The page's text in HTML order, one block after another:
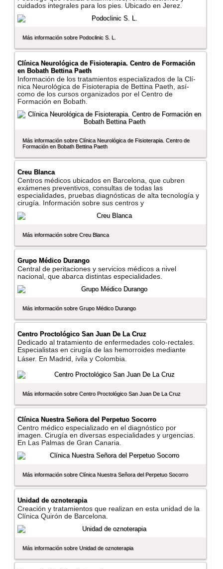
cuidados integrales para los pies. Ubicado en Jerez.
Más información sobre Podoclinic S. L.
Clí­nica Neurológica de Fisioterapia. Centro de Formación
en Bobath Bettina Paeth
Información de los tratamientos especializados de la Clí­
nica Neurológica de Fisioterapia de Bettina Paeth, así­
como de los cursos organizados por el Centro de
Formación en Bobath.
Más información sobre Clí­nica Neurológica de Fisioterapia. Centro de
Formación en Bobath Bettina Paeth
Creu Blanca
Centros médicos ubicados en Barcelona, que cubren
exámenes preventivos, consultas de todas las
especialidades, pruebas diagnósticas de alta tecnologí­a y
cirugí­a. Información sobre sus centros y
Más información sobre Creu Blanca
Grupo Médico Durango
Central de peritaciones y servicios médicos a nivel
nacional, que abarca distintas especialidades.
Más información sobre Grupo Médico Durango
Centro Proctológico San Juan De La Cruz
Dedicado al tratamiento de enfermedades colo-rectales.
Especialistas en cirugí­a de las hemorroides mediante
Láser. En Madrid, ívila y Colombia.
Más información sobre Centro Proctológico San Juan De La Cruz
Clí­nica Nuestra Señora del Perpetuo Socorro
Centro médico especializado en el diagnóstico por
imagen. Cirugí­a en diversas especialidades y urgencias.
En Las Palmas de Gran Canaria.
Más información sobre Clí­nica Nuestra Señora del Perpetuo Socorro
Unidad de oznoterapia
Creación y tratamientos que realizan en esta unidad de la
Clí­nica Quirón de Barcelona.
Más información sobre Unidad de oznoterapia